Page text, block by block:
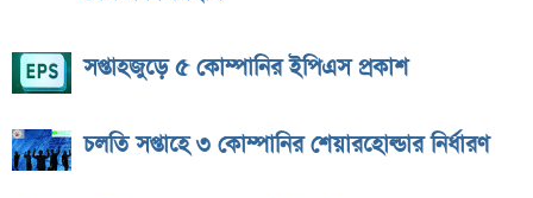
সপ্তাহজুড়ে ৫ কোম্পানির ইপিএস প্রকাশ
চলতি সপ্তাহে ৩ কোম্পানির শেয়ারহোল্ডার নির্ধারণ